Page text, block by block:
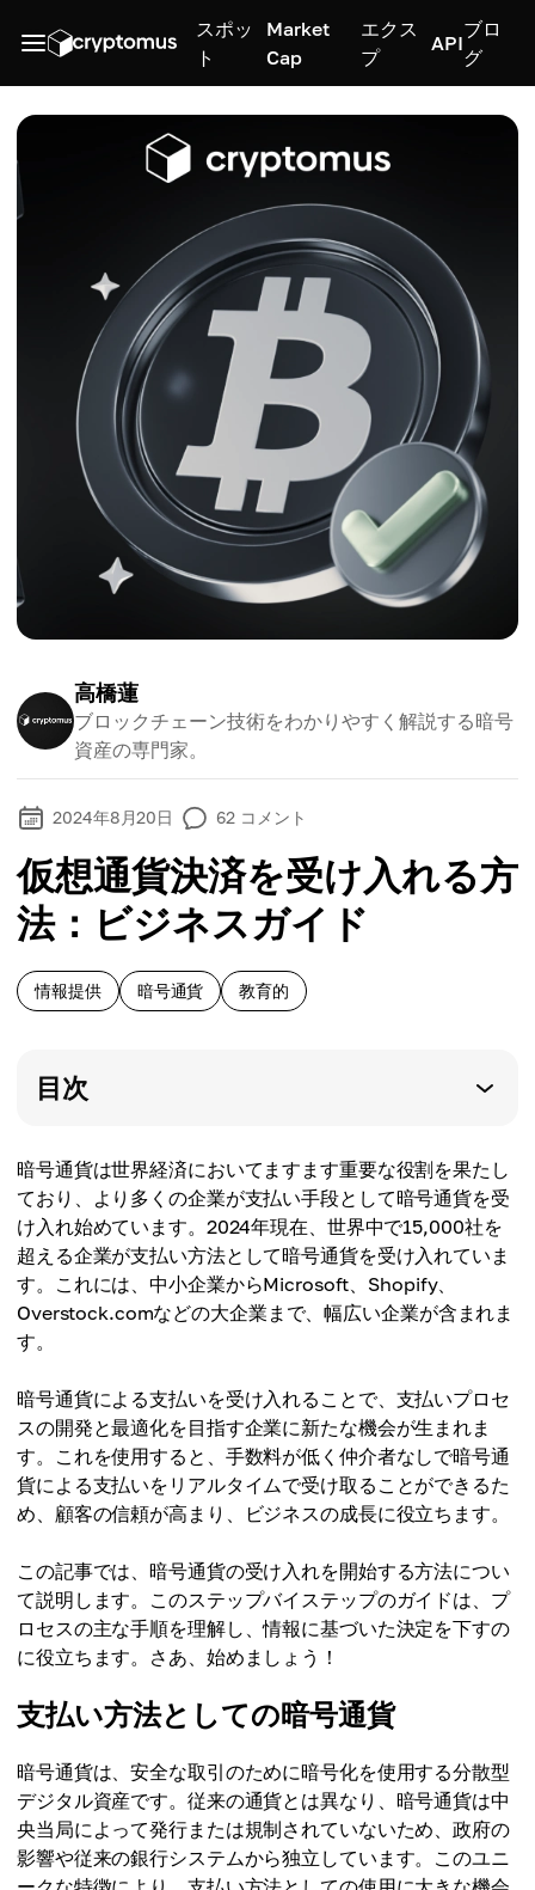
スポッ
ト
Market
Cap
エクス
プ
API
ブロ
グ
高橋蓮
ブロックチェーン技術をわかりやすく解説する暗号
資産の専門家。
2024年8月20日 62 コメント
仮想通貨決済を受け入れる方
法：ビジネスガイド
情報提供 暗号通貨 教育的
目次
暗号通貨は世界経済においてますます重要な役割を果たし
ており、より多くの企業が支払い手段として暗号通貨を受
け入れ始めています。2024年現在、世界中で15,000社を
超える企業が支払い方法として暗号通貨を受け入れていま
す。これには、中小企業からMicrosoft、Shopify、
Overstock.comなどの大企業まで、幅広い企業が含まれま
す。
暗号通貨による支払いを受け入れることで、支払いプロセ
スの開発と最適化を目指す企業に新たな機会が生まれま
す。これを使用すると、手数料が低く仲介者なしで暗号通
貨による支払いをリアルタイムで受け取ることができるた
め、顧客の信頼が高まり、ビジネスの成長に役立ちます。
この記事では、暗号通貨の受け入れを開始する方法につい
て説明します。このステップバイステップのガイドは、プ
ロセスの主な手順を理解し、情報に基づいた決定を下すの
に役立ちます。さあ、始めましょう！
支払い方法としての暗号通貨
暗号通貨は、安全な取引のために暗号化を使用する分散型
デジタル資産です。従来の通貨とは異なり、暗号通貨は中
央当局によって発行または規制されていないため、政府の
影響や従来の銀行システムから独立しています。このユニ